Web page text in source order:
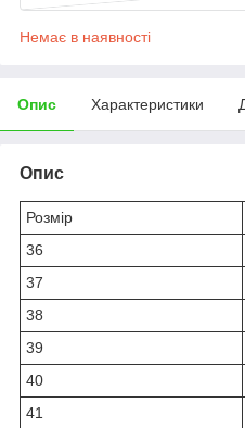
Немає в наявності
Опис Характеристики
Опис
Розмір
36
37
38
39
40
41